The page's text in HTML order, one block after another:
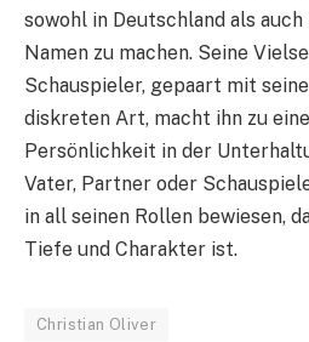
sowohl in Deutschland als
Namen zu machen. Seine
Schauspieler, gepaart mit
diskreten Art, macht ihn zu
Persönlichkeit in der
Vater, Partner oder
in all seinen Rollen bewiesen,
Tiefe und Charakter ist.
Christian Oliver